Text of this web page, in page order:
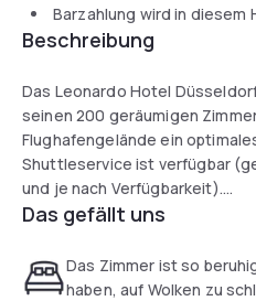
Barzahlung wird in
Beschreibung
Das Leonardo Hotel
seinen 200 geräumigen
Flughafengelände ein
Shuttleservice ist verfügbar
und je nach Verfügbarkeit).
ausgewogenes
hier mediterrane und regionale
Das gefällt uns
Das Zimmer ist so
haben, auf Wolken zu